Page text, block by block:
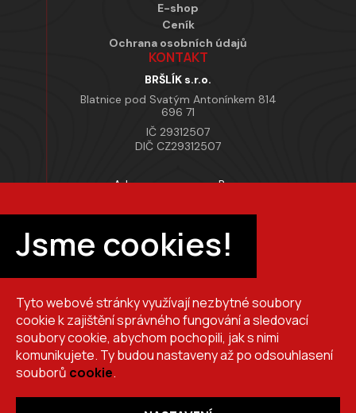
Jsme cookies!
Tyto webové stránky využívají nezbytné soubory
cookie k zajištění správného fungování a sledovací
soubory cookie, abychom pochopili, jak s nimi
komunikujete. Ty budou nastaveny až po odsouhlasení
souborů cookie.
E-shop
Ceník
Ochrana osobních údajů
KONTAKT
BRŠLÍK s.r.o.
Blatnice pod Svatým Antonínkem 814
696 71
IČ 29312507
DIČ CZ29312507
Adresa provozovny Brno
Pracovní doba
Po–Pá 7:00 – 15:30
+420 725 510 044
obchod@brslik.cz